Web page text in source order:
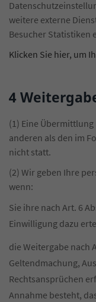
weitere externe
Besucher Statistiken
Klicken Sie hier, um
4
(1) Eine
anderen als den im
nicht statt.
(2) Wir geben Ihre
wenn:
Sie ihre nach Art. 6
Einwilligung dazu
die Weitergabe nach
Geltendmachung,
Rechtsansprüchen
Annahme besteht,